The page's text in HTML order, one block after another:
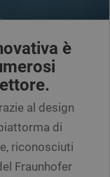
è
al design
di
riconosciuti
Fraunhofer